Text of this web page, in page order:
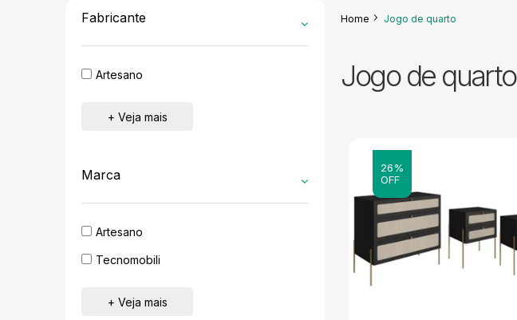
Fabricante
Artesano
+ Veja mais
Marca
Artesano
Tecnomobili
+ Veja mais
Home Jogo de quarto
Jogo de quarto
26%
OFF